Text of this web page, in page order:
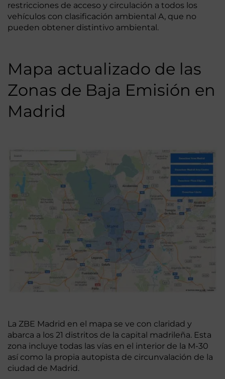
restricciones de acceso y circulación a todos los
vehículos con clasificación ambiental A, que no
pueden obtener distintivo ambiental.
Mapa actualizado de las
Zonas de Baja Emisión en
Madrid
La ZBE Madrid en el mapa se ve con claridad y
abarca a los 21 distritos de la capital madrileña. Esta
zona incluye todas las vías en el interior de la M-30
así como la propia autopista de circunvalación de la
ciudad de Madrid.